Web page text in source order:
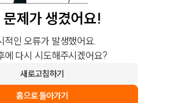
제가 생겼어요!
적인 오류가 발생했어요.
에 다시 시도해주시겠어요?
새로고침하기
홈으로 돌아가기